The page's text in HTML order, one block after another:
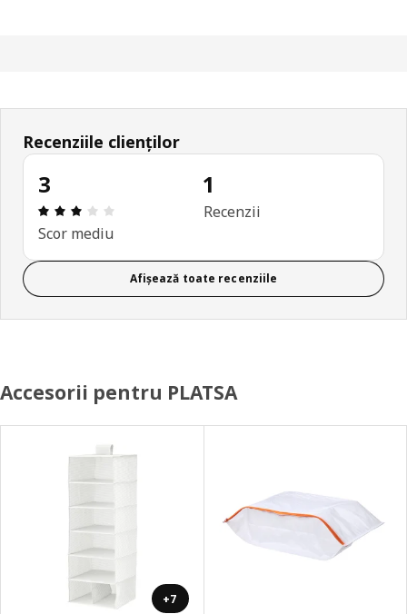
Recenziile clienților
3
Prezentare generală: 3 din 5 stele Total recenzii:
Scor mediu
1
Recenzii
Afișează toate recenziile
Accesorii pentru PLATSA
+7